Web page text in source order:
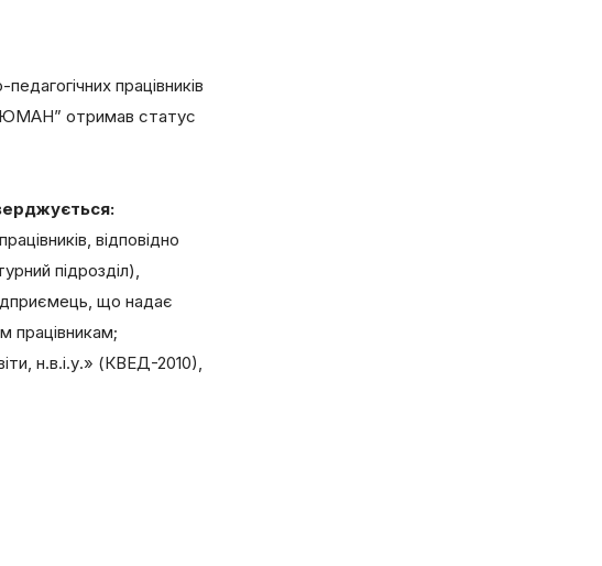
працівників
отримав статус
відповідно
підрозділ),
що надає
працівникам;
н.в.і.у.» (КВЕД-2010),